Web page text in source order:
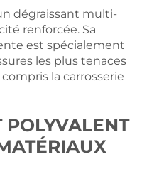
dégraissant multi-
renforcée. Sa
est spécialement
les plus tenaces
la carrosserie
POLYVALENT